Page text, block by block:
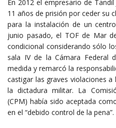
En 2012 el empresario de
11 años de prisión por ceder su
para la instalación de un
junio pasado, el TOF de Mar
condicional considerando sólo
sala IV de la Cámara Federal
medida y remarcó la
castigar las graves violaciones
la dictadura militar. La
(CPM) había sido aceptada
en el “debido control de la pena”.